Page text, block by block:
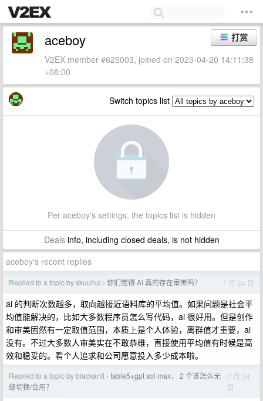
打赏
aceboy
V2EX member #625003, joined on 2023-04-20 14:11:38
+08:00
Switch topics list
Per aceboy's settings, the topics list is hidden
Dealsinfo, including closed deals, is not hidden
aceboy's recent replies
Replied to a topic by skuuhui › 你们觉得 AI 真的存在审美吗？ 7 月 24 日
ai 的判断次数越多，取向越接近语料库的平均值。如果问题是社会平
均值能解决的，比如大多数程序员怎么写代码，ai 很好用。但是创作
和审美固然有一定取值范围，本质上是个人体验，离群值才重要，ai
没有。不过大多数人审美实在不敢恭维，直接使用平均值有时候是高
效和稳妥的。看个人追求和公司愿意投入多少成本啦。
Replied to a topic by blackantt › fable5+gpt sol max， 2 个该怎么无
缝切换/合用？
7 月 24
日